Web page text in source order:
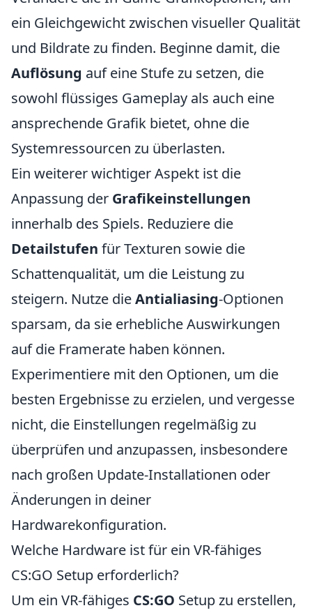
ein Gleichgewicht zwischen visueller Qualität
und Bildrate zu finden. Beginne damit, die
Auflösung auf eine Stufe zu setzen, die
sowohl flüssiges Gameplay als auch eine
ansprechende Grafik bietet, ohne die
Systemressourcen zu überlasten.
Ein weiterer wichtiger Aspekt ist die
Anpassung der Grafikeinstellungen
innerhalb des Spiels. Reduziere die
Detailstufen für Texturen sowie die
Schattenqualität, um die Leistung zu
steigern. Nutze dieAntialiasing-Optionen
sparsam, da sie erhebliche Auswirkungen
auf die Framerate haben können.
Experimentiere mit den Optionen, um die
besten Ergebnisse zu erzielen, und vergesse
nicht, die Einstellungen regelmäßig zu
überprüfen und anzupassen, insbesondere
nach großen Update-Installationen oder
Änderungen in deiner
Hardwarekonfiguration.
Welche Hardware ist für ein VR-fähiges
CS:GO Setup erforderlich?
Um ein VR-fähiges CS:GO Setup zu erstellen,